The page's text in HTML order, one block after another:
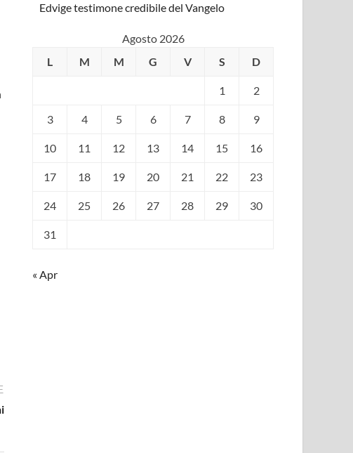
Edvige testimone credibile del Vangelo
Agosto 2026
L
M M G V S D
1 2
3 4 5 6 7 8 9
10 11 12 13 14 15 16
17 18 19 20 21 22 23
24 25 26 27 28 29 30
31
« Apr